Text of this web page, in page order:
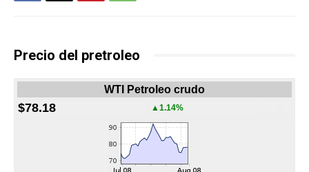
Precio del pretroleo
WTI Petroleo crudo
$78.18 ▲1.14%